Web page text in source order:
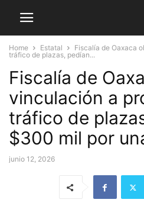
Home Estatal
Fiscalía de Oaxaca
tráfico de plazas, pedían...
Fiscalía de
vinculación a
tráfico de
$300 mil por
junio 12, 2026